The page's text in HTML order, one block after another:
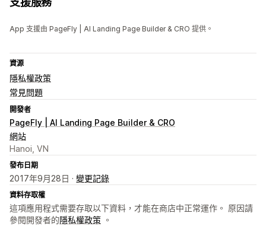
App 支援由 PageFly | AI Landing Page Builder & CRO 提供。
資源
隱私權政策
常見問題
開發者
PageFly | AI Landing Page Builder & CRO
網站
Hanoi, VN
發布日期
2017年9月28日 · 變更記錄
資料存取權
這項應用程式需要存取以下資料，才能在商店中正常運作。 原因請
參閱開發者的隱私權政策 。